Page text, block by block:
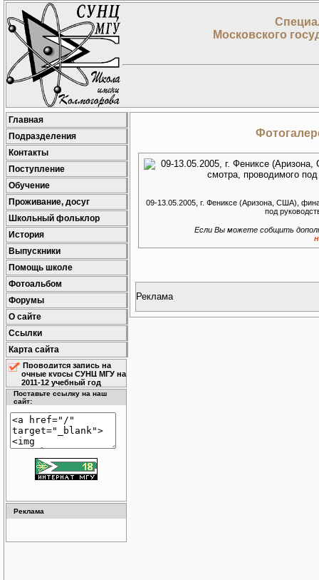
Московского
Главная
Подразделения
Контакты
Поступление
Обучение
Проживание, досуг
Школьный фольклор
История
Выпускники
Помощь школе
Фотоальбом
Форумы
О сайте
Ссылки
Карта сайта
Проводится запись на
очные курсы СУНЦ МГУ на
2011-12 учебный год
Поставьте ссылку на наш
сайт:
Реклама
09-13.05.2005, г. Фениксе (Аризона, США),
под
Если Вы можете собщить
Реклама